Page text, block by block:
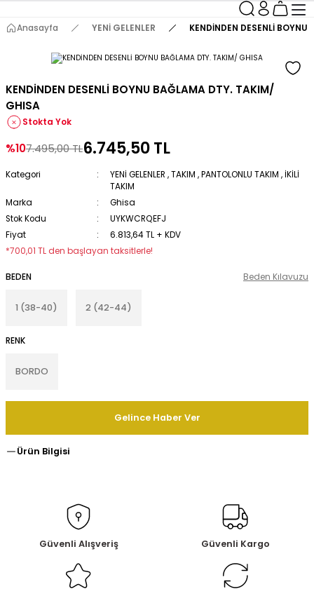
Anasayfa YENİ GELENLER KENDİNDEN DESENLİ
KENDİNDEN DESENLİ BOYNU BAĞLAMA DTY. TAKIM/
GHISA
Stokta Yok
%107.495,00 TL6.745,50 TL
Kategori YENİ GELENLER ,TAKIM ,PANTOLONLU TAKIM , İKİLİ
TAKIM
Marka
Ghisa
Stok Kodu
UYKWCRQEFJ
Fiyat
6.813,64 TL + KDV
*700,01 TL den başlayan taksitlerle!
BEDEN
1 (38-40) 2 (42-44)
RENK
BORDO
Beden Kılavuzu
Gelince Haber Ver
Ürün Bilgisi
Güvenli Alışveriş Güvenli Kargo